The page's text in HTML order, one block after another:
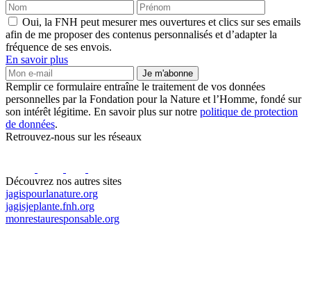
Oui, la FNH peut mesurer mes ouvertures et clics sur ses emails
afin de me proposer des contenus personnalisés et d’adapter la
fréquence de ses envois.
En savoir plus
Je m'abonne
Remplir ce formulaire entraîne le traitement de vos données
personnelles par la Fondation pour la Nature et l’Homme, fondé sur
son intérêt légitime. En savoir plus sur notre politique de protection
de données.
Retrouvez-nous sur les réseaux
Découvrez nos autres sites
jagispourlanature.org
jagisjeplante.fnh.org
monrestauresponsable.org